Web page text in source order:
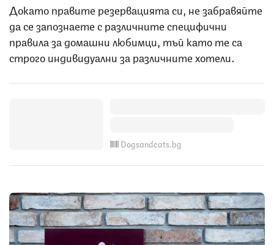
Докато правите резервацията си, не забравяйте
да се запознаете с различните специфични
правила за домашни любимци, тъй като те са
строго индивидуални за различните хотели.
Dogsandcats.bg